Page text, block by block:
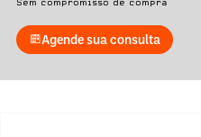
Agende sua consulta